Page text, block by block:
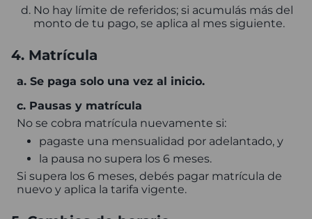
No hay límite de referidos; si acumulás más del
monto de tu pago, se aplica al mes siguiente.
4. Matrícula
a. Se paga solo una vez al inicio.
c. Pausas y matrícula
No se cobra matrícula nuevamente si:
pagaste una mensualidad por adelantado, y
la pausa no supera los 6 meses.
Si supera los 6 meses, debés pagar matrícula de
nuevo y aplica la tarifa vigente.